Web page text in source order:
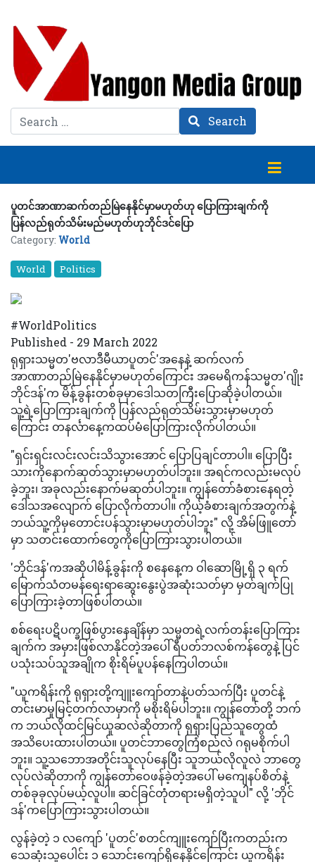
Search Search
ပူတင်အာဏာဆက်တည်မြဲနေနိုင်မှာမဟုတ်ဟု ပြောကြားချက်ကို
ပြန်လည်ရုတ်သိမ်းမည်မဟုတ်ဟုဘိုင်ဒင်ပြော
Category: World
World Politics
#WorldPolitics
Published - 29 March 2022
ရုရှားသမ္မတ'ဗလာဒီမီယာပူတင်'အနေနဲ့ ဆက်လက်
အာဏာတည်မြဲနေနိုင်မှာမဟုတ်ကြောင်း အမေရိကန်သမ္မတ'ဂျိုး
ဘိုင်ဒန်'က မိန့်ခွန်းတစ်ခုမှာဒေါသတကြီးပြောဆိုခဲ့ပါတယ်။
သူ့ရဲ့ပြောကြားချက်ကို ပြန်လည်ရုတ်သိမ်းသွားမှာမဟုတ်
ကြောင်း တနင်္လာနေ့ကထပ်မံပြောကြားလိုက်ပါတယ်။
"ရှင်းရှင်းလင်းလင်းသိသွားအောင် ပြောပြချင်တာပါ။ ပြောပြီး
သားကိုနောက်ဆုတ်သွားမှာမဟုတ်ပါဘူး။ အရင်ကလည်းမလုပ်
ခဲ့ဘူး၊ အခုလည်းနောက်မဆုတ်ပါဘူး။ ကျွန်တော်ခံစားနေရတဲ့
ဒေါသအလျောက် ပြောလိုက်တာပါ။ ကိုယ့်ခံစားချက်အတွက်နဲ့
ဘယ်သူ့ကိုမှတောင်းပန်သွားမှာမဟုတ်ပါဘူး" လို့ အိမ်ဖြူတော်
မှာ သတင်းထောက်တွေကိုပြောကြားသွားပါတယ်။
'ဘိုင်ဒန်'ကအဆိုပါမိန့်ခွန်းကို စနေနေ့က ဝါဆောမြို့ရှိ ၃ ရက်
မြောက်သံတမန်ရေးရာဆွေးနွေးပွဲအဆုံးသတ်မှာ မှတ်ချက်ပြု
ပြောကြားခဲ့တာဖြစ်ပါတယ်။
စစ်ရေးပဋိပက္ခဖြစ်ပွားနေချိန်မှာ သမ္မတရဲ့လက်တန်းပြောကြား
ချက်က အမှားဖြစ်လာနိုင်တဲ့အပေါ် ရီပတ်ဘလစ်ကန်တွေနဲ့ ပြင်
ပသုံးသပ်သူအချိုက စိုးရိမ်ပူပန်နေကြပါတယ်။
"ယူကရိန်းကို ရုရှားတို့ကျူးကျော်တာနဲ့ပတ်သက်ပြီး ပူတင်နဲ့
တင်းမာမှုမြင့်တက်လာမှာကို မစိုးရိမ်ပါဘူး။ ကျွန်တော်တို့ ဘက်
က ဘယ်လိုထင်မြင်ယူဆလဲဆိုတာကို ရုရှားပြည်သူတွေထံ
အသိပေးထားပါတယ်။ ပူတင်ဘာတွေကြံစည်လဲ ဂရုမစိုက်ပါ
ဘူး။ သူ့သဘောအတိုင်းသူလုပ်နေပြီး သူဘယ်လိုလူလဲ ဘာတွေ
လုပ်လဲဆိုတာကို ကျွန်တော်ဝေဖန်ခဲ့တဲ့အပေါ် မကျေနပ်စိတ်နဲ့
တစ်ခုခုလုပ်မယ့်လူပါ။ ဆင်ခြင်တုံတရားမရှိတဲ့သူပါ" လို့ 'ဘိုင်
ဒန်'ကပြောကြားသွားပါတယ်။
လွန်ခဲ့တဲ့ ၁ လကျော် 'ပူတင်'စတင်ကျူးကျော်ပြီးကတည်းက
သေဆုံးသူပေါင်း ၁ သောင်းကျော်ရှိနေနိုင်ကြောင်း ယူကရိန်း